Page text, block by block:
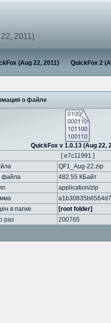
2011)
(Aug 22, 2011) QuickFox 2
о файле
QuickFox v 1.0.13 (Aug 22,
[ e7c11991 ]
QF1_Aug-22.zip
файла
482.55 КБайт
application/zip
в папке
[root folder]
раз
200765